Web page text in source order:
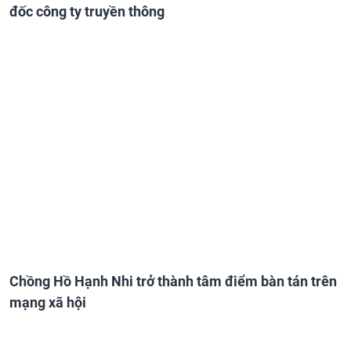
đốc công ty truyền thông
Chồng Hồ Hạnh Nhi trở thành tâm điểm bàn tán trên
mạng xã hội